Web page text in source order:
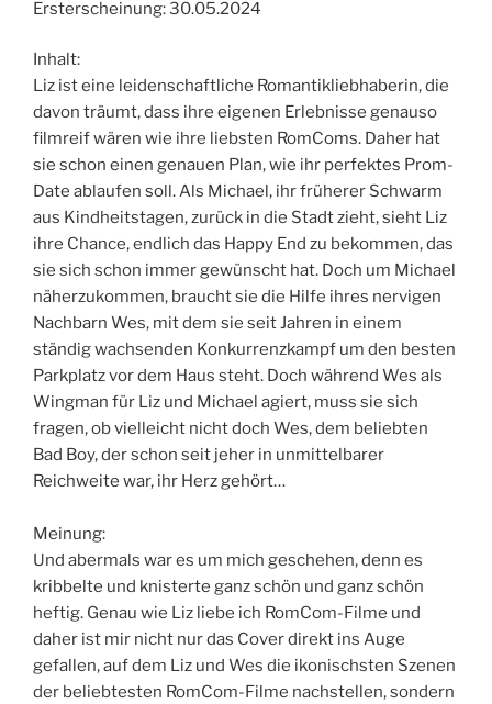
Ersterscheinung: 30.05.2024
Inhalt:
Liz ist eine leidenschaftliche Romantikliebhaberin, die
davon träumt, dass ihre eigenen Erlebnisse genauso
filmreif wären wie ihre liebsten RomComs. Daher hat
sie schon einen genauen Plan, wie ihr perfektes Prom-
Date ablaufen soll. Als Michael, ihr früherer Schwarm
aus Kindheitstagen, zurück in die Stadt zieht, sieht Liz
ihre Chance, endlich das Happy End zu bekommen, das
sie sich schon immer gewünscht hat. Doch um Michael
näherzukommen, braucht sie die Hilfe ihres nervigen
Nachbarn Wes, mit dem sie seit Jahren in einem
ständig wachsenden Konkurrenzkampf um den besten
Parkplatz vor dem Haus steht. Doch während Wes als
Wingman für Liz und Michael agiert, muss sie sich
fragen, ob vielleicht nicht doch Wes, dem beliebten
Bad Boy, der schon seit jeher in unmittelbarer
Reichweite war, ihr Herz gehört…
Meinung:
Und abermals war es um mich geschehen, denn es
kribbelte und knisterte ganz schön und ganz schön
heftig. Genau wie Liz liebe ich RomCom-Filme und
daher ist mir nicht nur das Cover direkt ins Auge
gefallen, auf dem Liz und Wes die ikonischsten Szenen
der beliebtesten RomCom-Filme nachstellen, sondern